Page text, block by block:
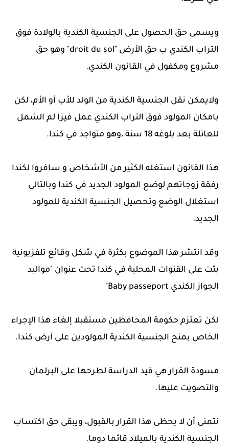
ويسمى حق الحصول على الجنسية الكندية بالولادة فوق
التراب الكندي ب حق الأرض "droit du sol" وهو حق
مشروع ومكفول في القانون الكندي.
ولايمكن نقل الجنسية الكندية من الولد للأب أو الأم، لكن
بامكان المولود فوق التراب الكندي عمل فيزا لم الشمل
للعائلة بعد بلوغه 18 سنة ،وهو متواجد في كندا.
هذا القانون استغله الكثير من الأشخاص و سافروا لكندا
رفقة زوجاتهم لوضع المولود الجديد في كندا وبالتالي
استغلال الوضع وتحصيل الجنسية الكندية للمولود
الجديد.
وقد انتشر هذا الموضوع بكثرة في شكل وقائع تلفزيونية
بثت على القنوات المحلية في كندا تحت عنوان "مواليد
الجواز الكندي Baby passeport"
لكن تعتزم حكومة المحافظين مستقبلا إلغاء هذا الإجراء
الخاص بمنح الجنسية الكندية المولودين على أرض كندا.
مسودة القرار هي قيد الدراسة لطرحها على البرلمان
والتصويت عليها.
نتمنى أن لا يحظى هذا القرار بالقبول، ويبقى حق اكتساب
الجنسية الكندية بالميلاد قائما دوما.